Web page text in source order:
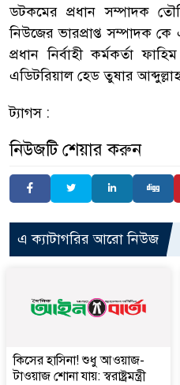
ডটকমের প্রধান সম্পাদক
নিউজের ভারপ্রাপ্ত সম্পাদক
প্রধান নির্বাহী কর্মকর্তা
এডিটরিয়াল হেড তুষার
ট্যাগস :
নিউজটি শেয়ার করুন
এ ক্যাটাগরির আরো নিউজ
কিসের হাসিনা! শুধু আওয়াজ-
টাওয়াজ শোনা যায়: স্বরাষ্ট্রমন্ত্রী